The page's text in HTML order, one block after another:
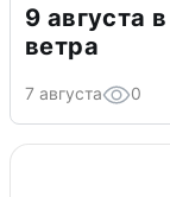
9 августа
ветра
7 августа 0